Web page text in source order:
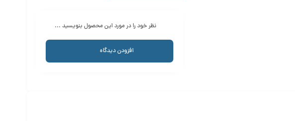
نظر خود را در مورد این محصول بنویسید ...
افزودن دیدگاه